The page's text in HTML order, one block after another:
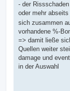
- der
oder mehr
sich zusammen
vorhandene %-
=> damit ließe
Quellen weiter
damage und
in der Auswahl